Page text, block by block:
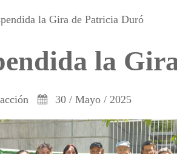
usted aquí
la Gira de Patricia Duró
la
30 / Mayo / 2025